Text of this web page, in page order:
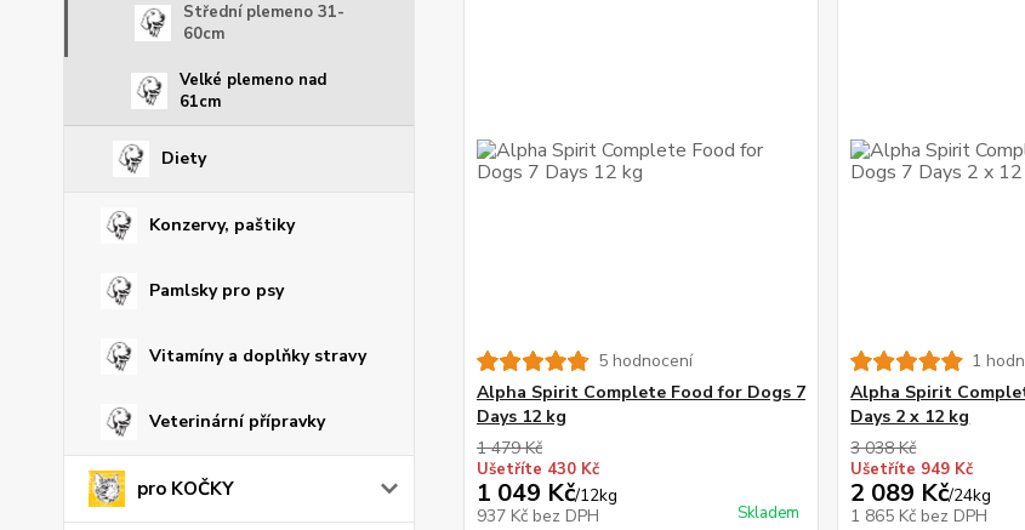
Střední plemeno 31-
60cm
Velké plemeno nad
61cm
Diety
Konzervy, paštiky
Pamlsky pro psy
Vitamíny a doplňky stravy
Veterinární přípravky
pro KOČKY
5 hodnocení
Alpha Spirit Complete Food for Dogs 7
Days 12 kg
1 479 Kč
Ušetříte 430 Kč
1 049 Kč/12kg
937 Kč bez DPH Skladem
1
Alpha Spirit
Days 2 x 12 kg
3 038 Kč
Ušetříte 949 Kč
2 089 Kč/24kg
1 865 Kč bez DPH